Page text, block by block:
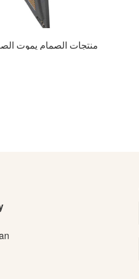
منتجات الصمام يموت